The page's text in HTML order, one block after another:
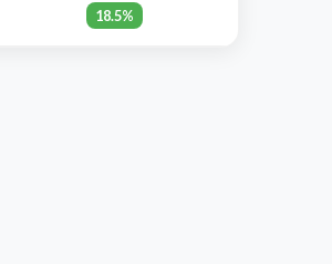
18.5%